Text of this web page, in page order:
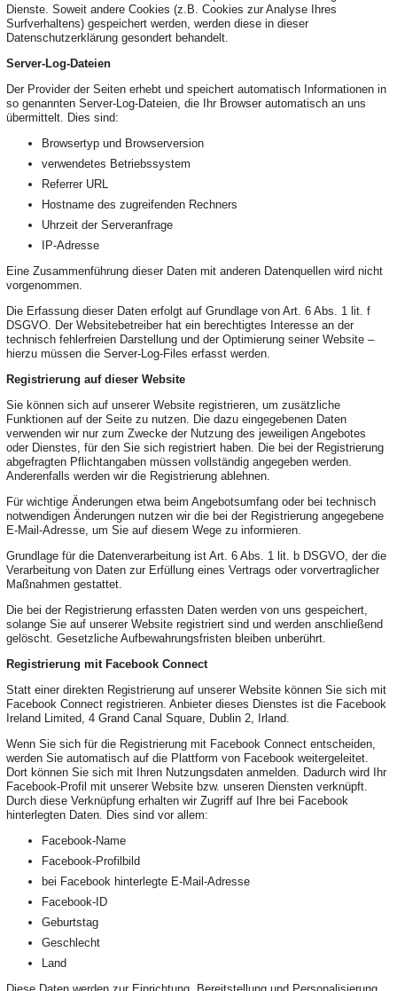
Dienste. Soweit andere Cookies (z.B. Cookies zur Analyse Ihres
Surfverhaltens) gespeichert werden, werden diese in dieser
Datenschutzerklärung gesondert behandelt.
Server-Log-Dateien
Der Provider der Seiten erhebt und speichert automatisch Informationen in
so genannten Server-Log-Dateien, die Ihr Browser automatisch an uns
übermittelt. Dies sind:
Browsertyp und Browserversion
verwendetes Betriebssystem
Referrer URL
Hostname des zugreifenden Rechners
Uhrzeit der Serveranfrage
IP-Adresse
Eine Zusammenführung dieser Daten mit anderen Datenquellen wird nicht
vorgenommen.
Die Erfassung dieser Daten erfolgt auf Grundlage von Art. 6 Abs. 1 lit. f
DSGVO. Der Websitebetreiber hat ein berechtigtes Interesse an der
technisch fehlerfreien Darstellung und der Optimierung seiner Website –
hierzu müssen die Server-Log-Files erfasst werden.
Registrierung auf dieser Website
Sie können sich auf unserer Website registrieren, um zusätzliche
Funktionen auf der Seite zu nutzen. Die dazu eingegebenen Daten
verwenden wir nur zum Zwecke der Nutzung des jeweiligen Angebotes
oder Dienstes, für den Sie sich registriert haben. Die bei der Registrierung
abgefragten Pflichtangaben müssen vollständig angegeben werden.
Anderenfalls werden wir die Registrierung ablehnen.
Für wichtige Änderungen etwa beim Angebotsumfang oder bei technisch
notwendigen Änderungen nutzen wir die bei der Registrierung angegebene
E-Mail-Adresse, um Sie auf diesem Wege zu informieren.
Grundlage für die Datenverarbeitung ist Art. 6 Abs. 1 lit. b DSGVO, der die
Verarbeitung von Daten zur Erfüllung eines Vertrags oder vorvertraglicher
Maßnahmen gestattet.
Die bei der Registrierung erfassten Daten werden von uns gespeichert,
solange Sie auf unserer Website registriert sind und werden anschließend
gelöscht. Gesetzliche Aufbewahrungsfristen bleiben unberührt.
Registrierung mit Facebook Connect
Statt einer direkten Registrierung auf unserer Website können Sie sich mit
Facebook Connect registrieren. Anbieter dieses Dienstes ist die Facebook
Ireland Limited, 4 Grand Canal Square, Dublin 2, Irland.
Wenn Sie sich für die Registrierung mit Facebook Connect entscheiden,
werden Sie automatisch auf die Plattform von Facebook weitergeleitet.
Dort können Sie sich mit Ihren Nutzungsdaten anmelden. Dadurch wird Ihr
Facebook-Profil mit unserer Website bzw. unseren Diensten verknüpft.
Durch diese Verknüpfung erhalten wir Zugriff auf Ihre bei Facebook
hinterlegten Daten. Dies sind vor allem:
Facebook-Name
Facebook-Profilbild
bei Facebook hinterlegte E-Mail-Adresse
Facebook-ID
Geburtstag
Geschlecht
Land